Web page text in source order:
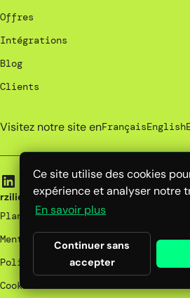
Ce site utilise des cookies
expérience et analyser notre
En savoir plus
Continuer sans
accepter
Offres
Intégrations
Blog
Clients
Visitez notre site enFrançaisEnglish
rzilient | 2026
Plan du site
Mentions Légales
Politique de confidentialité
Cookies